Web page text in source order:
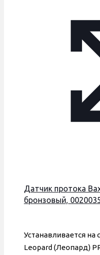
Датчик протока
бронзовый,
Устанавливается
Leopard (Леопард)